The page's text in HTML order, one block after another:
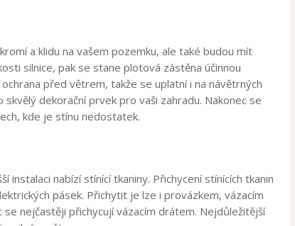
a klidu na vašem pozemku, ale také budou mít
silnice, pak se stane plotová zástěna účinnou
před větrem, takže se uplatní i na návětrných
dekorační prvek pro vaši zahradu. Nakonec se
kde je stínu nedostatek.
instalaci nabízí stínící tkaniny. Přichycení stínících tkanin
pásek. Přichytit je lze i provázkem, vázacím
nejčastěji přichycují vázacím drátem. Nejdůležitější